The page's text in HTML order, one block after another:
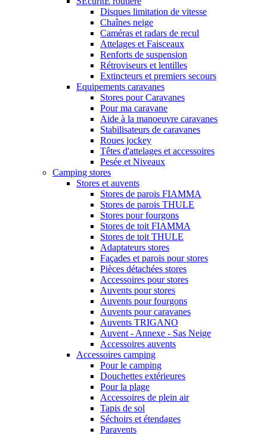
Disques limitation de vitesse
Chaînes neige
Caméras et radars de recul
Attelages et Faisceaux
Renforts de suspension
Rétroviseurs et lentilles
Extincteurs et premiers secours
Equipements caravanes
Stores pour Caravanes
Pour ma caravane
Aide à la manoeuvre caravanes
Stabilisateurs de caravanes
Roues jockey
Têtes d'attelages et accessoires
Pesée et Niveaux
Camping stores
Stores et auvents
Stores de parois FIAMMA
Stores de parois THULE
Stores pour fourgons
Stores de toit FIAMMA
Stores de toit THULE
Adaptateurs stores
Façades et parois pour stores
Pièces détachées stores
Accessoires pour stores
Auvents pour stores
Auvents pour fourgons
Auvents pour caravanes
Auvents TRIGANO
Auvent - Annexe - Sas Neige
Accessoires auvents
Accessoires camping
Pour le camping
Douchettes extérieures
Pour la plage
Accessoires de plein air
Tapis de sol
Séchoirs et étendages
Paravents